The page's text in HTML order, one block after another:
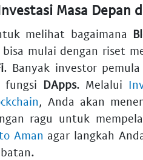
Masa Depan
melihat bagaimana
mulai dengan riset
. Banyak investor
fungsi DApps. Melalui
, Anda akan
ragu untuk
Aman agar langkah